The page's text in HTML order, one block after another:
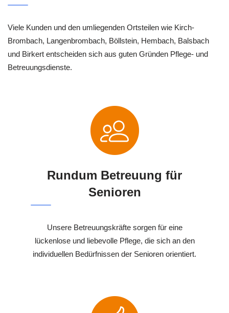
Viele Kunden und den umliegenden Ortsteilen wie Kirch-
Brombach, Langenbrombach, Böllstein, Hembach, Balsbach
und Birkert entscheiden sich aus guten Gründen Pflege- und
Betreuungsdienste.
Rundum Betreuung für
Senioren
Unsere Betreuungskräfte sorgen für eine
lückenlose und liebevolle Pflege, die sich an den
individuellen Bedürfnissen der Senioren orientiert.